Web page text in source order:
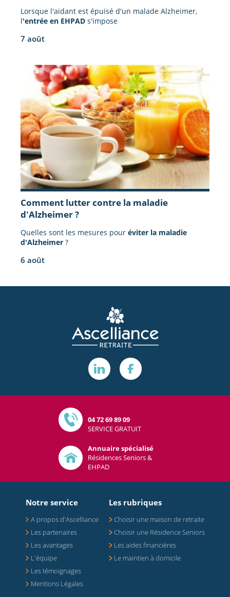
Lorsque l'aidant est épuisé d'un malade Alzheimer,
l'entrée en EHPAD s'impose
7 août
Comment lutter contre la maladie
d'Alzheimer ?
Quelles sont les mesures pour éviter la maladie
d'Alzheimer ?
6 août
Notre service
A propos d'Ascelliance
Les partenaires
Les avantages
L'équipe
Les témoignages
Mentions Légales
Les rubriques
Choisir une maison de retraite
Choisir une Résidence Seniors
Les aides financières
Le maintien à domicile
04 72 69 89 09
SERVICE GRATUIT
Annuaire spécialisé
Résidences Seniors &
EHPAD